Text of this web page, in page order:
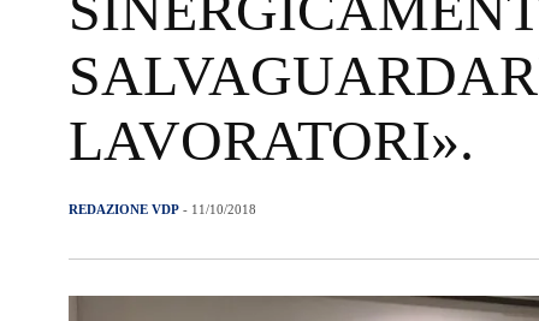
LAVORATORI».
REDAZIONE VDP - 11/10/2018